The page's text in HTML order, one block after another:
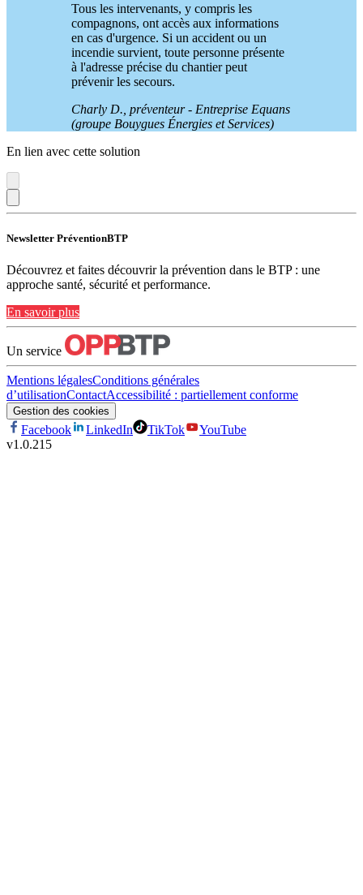
Tous les intervenants, y compris les
compagnons, ont accès aux informations
en cas d'urgence. Si un accident ou un
incendie survient, toute personne présente
à l'adresse précise du chantier peut
prévenir les secours.
Charly D., préventeur - Entreprise Equans
(groupe Bouygues Énergies et Services)
En lien avec cette solution
Newsletter PréventionBTP
Découvrez et faites découvrir la prévention dans le BTP : une
approche santé, sécurité et performance.
En savoir plus
Un service
Mentions légalesConditions générales
d’utilisationContactAccessibilité : partiellement conforme
Gestion des cookies
Facebook LinkedIn TikTok
YouTube
v1.0.215